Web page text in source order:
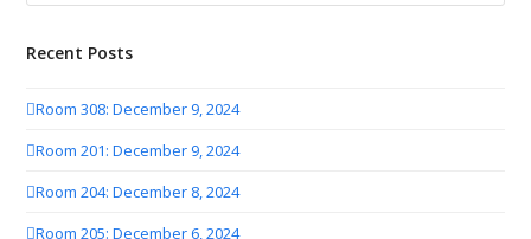
Recent Posts
Room 308: December 9, 2024
Room 201: December 9, 2024
Room 204: December 8, 2024
Room 205: December 6, 2024